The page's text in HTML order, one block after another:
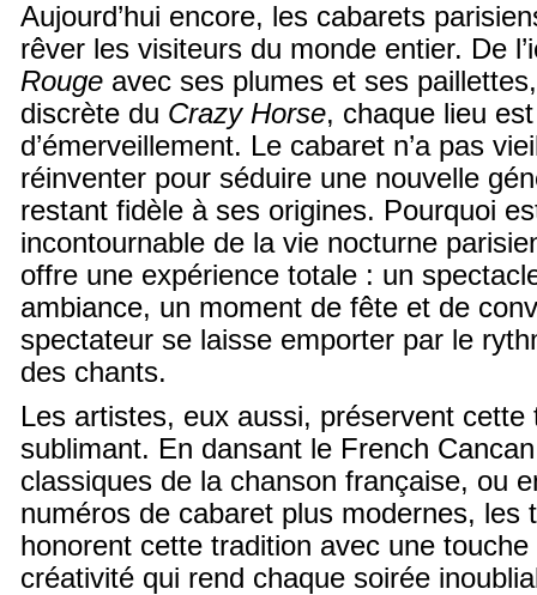
Aujourd’hui encore, les cabarets
rêver les visiteurs du monde entier. De
Rouge avec ses plumes et ses
discrète du Crazy Horse, chaque lieu
d’émerveillement. Le cabaret n’a pas
réinventer pour séduire une nouvelle
restant fidèle à ses origines. Pourquoi
incontournable de la vie nocturne
offre une expérience totale : un
ambiance, un moment de fête et de
spectateur se laisse emporter par le
des chants.
Les artistes, eux aussi, préservent cette
sublimant. En dansant le French
classiques de la chanson française, ou
numéros de cabaret plus modernes, les
honorent cette tradition avec une touche
créativité qui rend chaque soirée